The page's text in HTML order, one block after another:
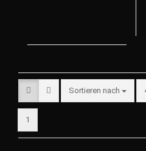
Sortieren nach
1